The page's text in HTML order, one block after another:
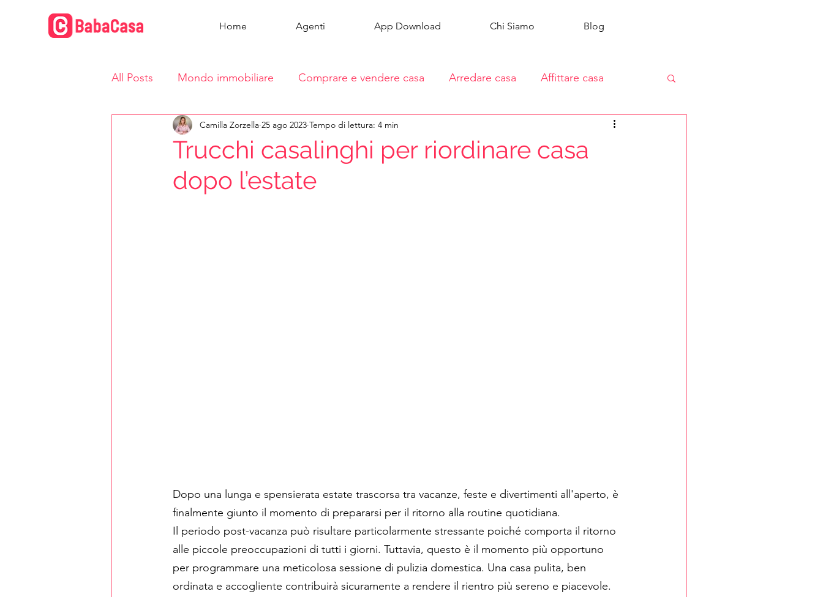
Home Agenti App Download Chi Siamo Blog
All Posts Mondo immobiliare Comprare e vendere casa Arredare casa Affittare casa
Vita in casa
Trucchi casalinghi per riordinare casa
dopo l’estate
Camilla Zorzella 25 ago 2023 Tempo di lettura: 4 min
Dopo una lunga e spensierata estate trascorsa tra vacanze, feste e divertimenti all'aperto, è
finalmente giunto il momento di prepararsi per il ritorno alla routine quotidiana.
Il periodo post-vacanza può risultare particolarmente stressante poiché comporta il ritorno
alle piccole preoccupazioni di tutti i giorni. Tuttavia, questo è il momento più opportuno
per programmare una meticolosa sessione di pulizia domestica. Una casa pulita, ben
ordinata e accogliente contribuirà sicuramente a rendere il rientro più sereno e piacevole.